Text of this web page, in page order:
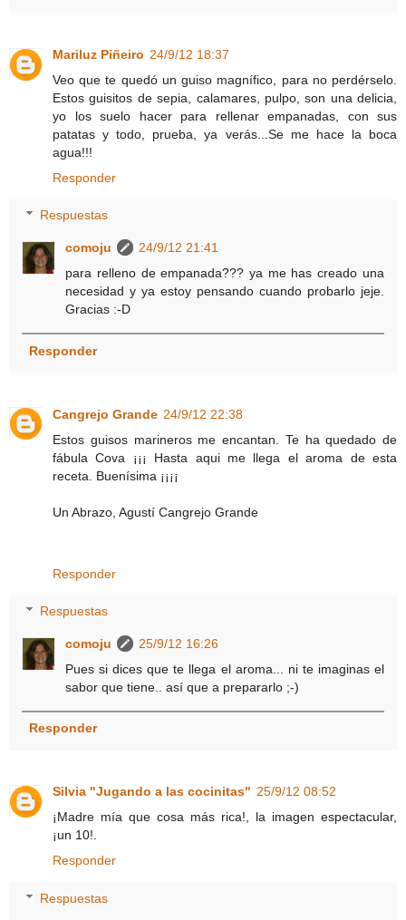
Mariluz Piñeiro 24/9/12 18:37
Veo que te quedó un guiso magnífico, para no perdérselo.
Estos guisitos de sepia, calamares, pulpo, son una delicia,
yo los suelo hacer para rellenar empanadas, con sus
patatas y todo, prueba, ya verás...Se me hace la boca
agua!!!
Responder
Respuestas
comoju
24/9/12 21:41
para relleno de empanada??? ya me has creado una
necesidad y ya estoy pensando cuando probarlo jeje.
Gracias :-D
Responder
Cangrejo Grande 24/9/12 22:38
Estos guisos marineros me encantan. Te ha quedado de
fábula Cova ¡¡¡ Hasta aqui me llega el aroma de esta
receta. Buenísima ¡¡¡¡
Un Abrazo, Agustí Cangrejo Grande
Responder
Respuestas
comoju
25/9/12 16:26
Pues si dices que te llega el aroma... ni te imaginas el
sabor que tiene.. así que a prepararlo ;-)
Responder
Silvia "Jugando a las cocinitas" 25/9/12 08:52
¡Madre mía que cosa más rica!, la imagen espectacular,
¡un 10!.
Responder
Respuestas